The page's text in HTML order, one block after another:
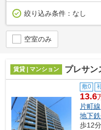
絞り込み条件： なし
空室のみ
賃貸 | マンション プレサン
敷0
13.6
片町線
地下
歩12分